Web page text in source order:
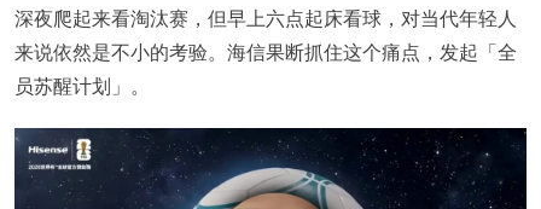
深夜爬起来看淘汰赛，但早上六点起床看球，对当代年轻人
来说依然是不小的考验。海信果断抓住这个痛点，发起「全
员苏醒计划」。